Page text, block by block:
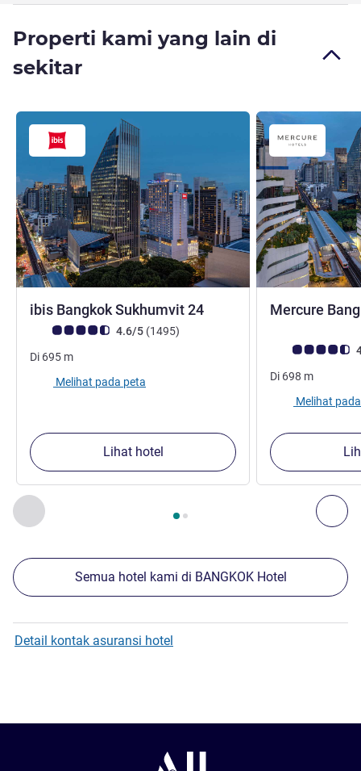
Properti kami yang lain di
sekitar
Sebelumnya - Properti kami yang lain di sekitar
Halaman , Properti kami yang lain di sekitar 1 :,
ibis Bangkok Sukhumvit 24
Catatan tamu Avis (Peringkat ALL)
4.6/5 (1495ulasan
)
Di 695 m
Melihat pada peta
Lihat hotel
Mercure
Catatan tamu
Di 698 m
Melihat
Semua hotel kami di BANGKOK Hotel
Detail kontak asuransi hotel